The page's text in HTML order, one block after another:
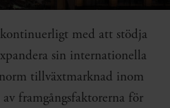
kontinuerligt med att stödja
sin internationella
tillväxtmarknad inom
framgångsfaktorerna för